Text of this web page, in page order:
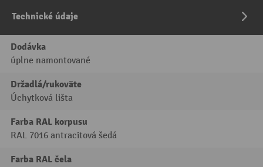
Technické údaje
Dodávka
úplne namontované
Držadlá/rukoväte
Úchytková lišta
Farba RAL korpusu
RAL 7016 antracitová šedá
Farba RAL čela